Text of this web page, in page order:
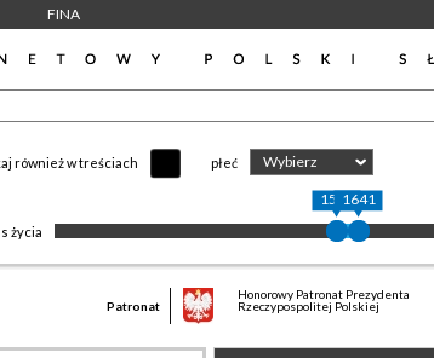
FINA
również w treściach płeć Wybierz
życia
15841641
Patronat
Honorowy Patronat Prezydenta
Rzeczypospolitej Polskiej